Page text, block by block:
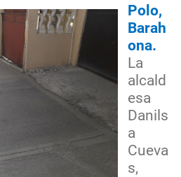
Polo,
Barah
ona.
La
alcald
esa
Danils
a
Cueva
s,